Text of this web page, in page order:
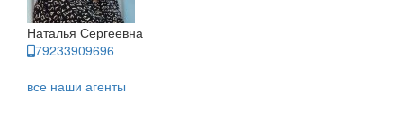
Наталья Сергеевна
79233909696
все наши агенты